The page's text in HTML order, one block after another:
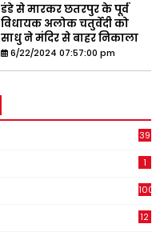
डंडे से मारकर छतरपुर के पूर्व
विधायक अलोक चतुर्वेदी को
साधु ने मंदिर से बाहर निकाला
6/22/2024 07:57:00 pm
39
1
1001
12